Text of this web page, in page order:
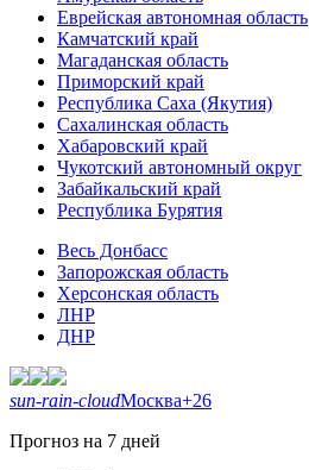
Еврейская автономная область
Камчатский край
Магаданская область
Приморский край
Республика Саха (Якутия)
Сахалинская область
Хабаровский край
Чукотский автономный округ
Забайкальский край
Республика Бурятия
Весь Донбасс
Запорожская область
Херсонская область
ЛНР
ДНР
sun-rain-cloudМосква+26
Прогноз на 7 дней